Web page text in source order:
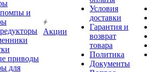
и
приводы
для
Акции
Условия
доставки
Гарантия и
возврат
товара
Политика
Документы